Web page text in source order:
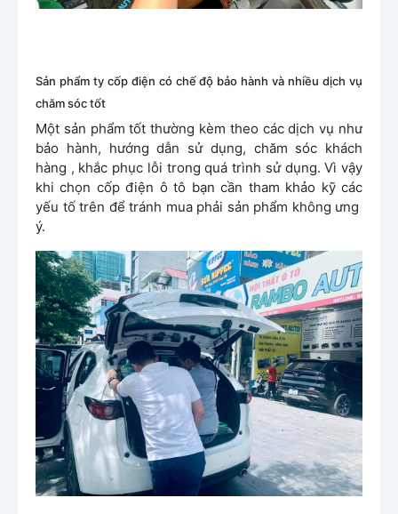
Sản phẩm ty cốp điện có chế độ bảo hành và nhiều dịch vụ
chăm sóc tốt
Một sản phẩm tốt thường kèm theo các dịch vụ như
bảo hành, hướng dẫn sử dụng, chăm sóc khách
hàng , khắc phục lỗi trong quá trình sử dụng. Vì vậy
khi chọn cốp điện ô tô bạn cần tham khảo kỹ các
yếu tố trên để tránh mua phải sản phẩm không ưng
ý.